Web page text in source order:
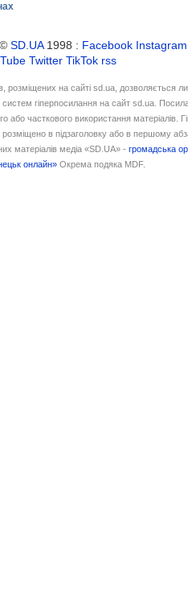
©SD.UA1998 : Facebook Instagram
Twitter TikTok rss
розміщених на сайті sd.ua, дозволяється
систем гіперпосилання на сайт sd.ua.
або часткового використання матеріалів.
в підзаголовку або в першому
матеріалів медіа «SD.UA» -громадська
онлайн» Окрема подяка MDF.